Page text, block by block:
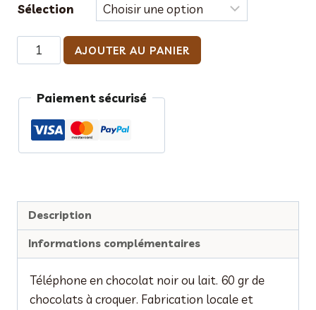
Sélection
quantité
de
en
chocolat
"selfie
AJOUTER AU PANIER
Paiement sécurisé
Description
Informations complémentaires
Téléphone en chocolat noir ou lait. 60 gr de
chocolats à croquer. Fabrication locale et